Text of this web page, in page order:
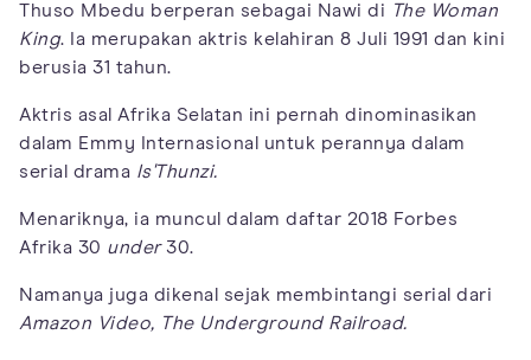
Thuso Mbedu berperan sebagai Nawi di The Woman
King. Ia merupakan aktris kelahiran 8 Juli 1991 dan kini
berusia 31 tahun.
Aktris asal Afrika Selatan ini pernah dinominasikan
dalam Emmy Internasional untuk perannya dalam
serial drama Is'Thunzi.
Menariknya, ia muncul dalam daftar 2018 Forbes
Afrika 30 under30.
Namanya juga dikenal sejak membintangi serial dari
Amazon Video, The Underground Railroad.